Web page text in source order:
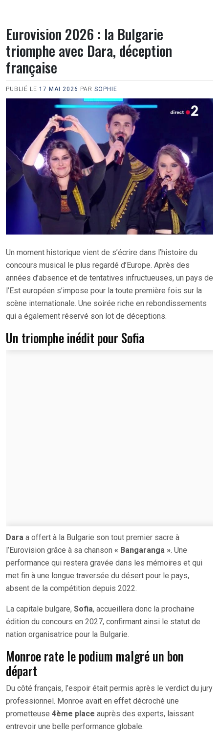
Eurovision 2026 : la Bulgarie
triomphe avec Dara, déception
française
PUBLIÉ LE 17 MAI 2026 PAR SOPHIE
Un moment historique vient de s’écrire dans l’histoire du
concours musical le plus regardé d’Europe. Après des
années d’absence et de tentatives infructueuses, un pays de
l’Est européen s’impose pour la toute première fois sur la
scène internationale. Une soirée riche en rebondissements
qui a également réservé son lot de déceptions.
Un triomphe inédit pour Sofia
Dara a offert à la Bulgarie son tout premier sacre à
l’Eurovision grâce à sa chanson « Bangaranga ». Une
performance qui restera gravée dans les mémoires et qui
met fin à une longue traversée du désert pour le pays,
absent de la compétition depuis 2022.
La capitale bulgare, Sofia, accueillera donc la prochaine
édition du concours en 2027, confirmant ainsi le statut de
nation organisatrice pour la Bulgarie.
Monroe rate le podium malgré un bon
départ
Du côté français, l’espoir était permis après le verdict du jury
professionnel. Monroe avait en effet décroché une
prometteuse 4ème place auprès des experts, laissant
entrevoir une belle performance globale.